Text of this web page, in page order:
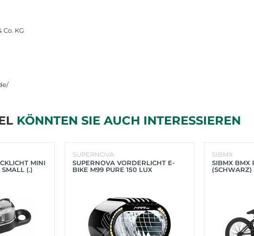
KG
KÖNNTEN SIE AUCH INTERESSIEREN
MINI
(.)
SUPERNOVA
SUPERNOVA VORDERLICHT E-
BIKE M99 PURE 150 LUX
SIBMX
SIBMX BMX
(SCHWARZ)